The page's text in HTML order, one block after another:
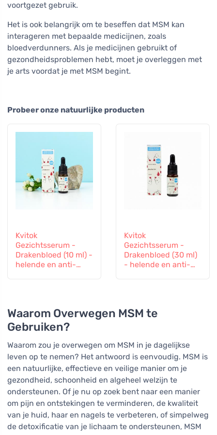
voortgezet gebruik.
Het is ook belangrijk om te beseffen dat MSM kan
interageren met bepaalde medicijnen, zoals
bloedverdunners. Als je medicijnen gebruikt of
gezondheidsproblemen hebt, moet je overleggen met
je arts voordat je met MSM begint.
Probeer onze natuurlijke producten
Kvitok
Gezichtsserum -
Drakenbloed (10 ml) -
helende en anti-
Kvitok
Gezichtsserum -
Drakenbloed (30 ml)
- helende en anti-
Waarom Overwegen MSM te
Gebruiken?
Waarom zou je overwegen om MSM in je dagelijkse
leven op te nemen? Het antwoord is eenvoudig. MSM is
een natuurlijke, effectieve en veilige manier om je
gezondheid, schoonheid en algeheel welzijn te
ondersteunen. Of je nu op zoek bent naar een manier
om pijn en ontstekingen te verminderen, de kwaliteit
van je huid, haar en nagels te verbeteren, of simpelweg
de detoxificatie van je lichaam te ondersteunen, MSM